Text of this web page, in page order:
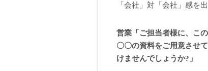
「会社」対「会社」感を出
営業「ご担当者様に、こ
〇〇の資料をご用意させ
けませんでしょうか?」